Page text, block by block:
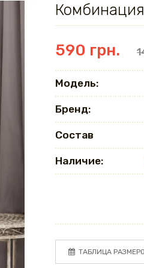
590 грн.
Модель:
Бренд:
Состав
Наличие:
ТАБЛИЦА